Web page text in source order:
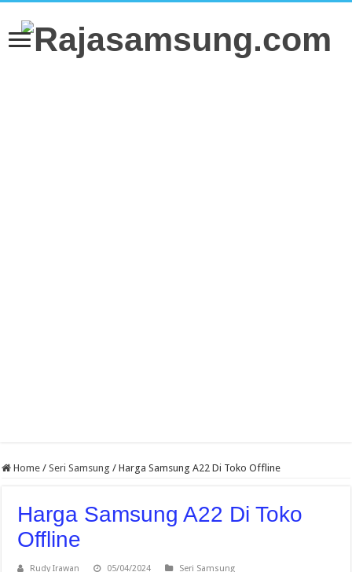
Home / Seri Samsung / Harga Samsung A22 Di Toko Offline
Harga Samsung A22 Di Toko
Offline
Rudy Irawan 05/04/2024
Seri Samsung